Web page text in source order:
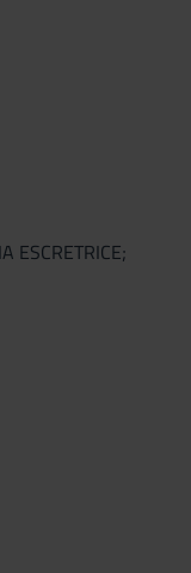
ESCRETRICE;